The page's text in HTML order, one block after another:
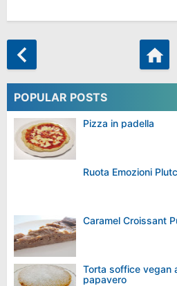
POPULAR POSTS
Pizza in padella
Ruota Emozioni
Caramel Croissant
Torta soffice vegan
papavero